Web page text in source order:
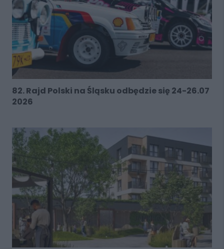
82. Rajd Polski na Śląsku odbędzie się 24-26.07
2026